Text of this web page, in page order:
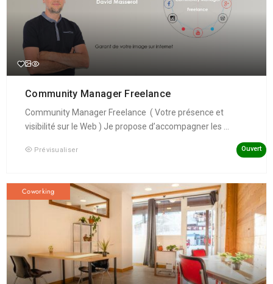
Community Manager Freelance
Community Manager Freelance ( Votre présence et
visibilité sur le Web ) Je propose d’accompagner les ...
Prévisualiser Ouvert
Coworking